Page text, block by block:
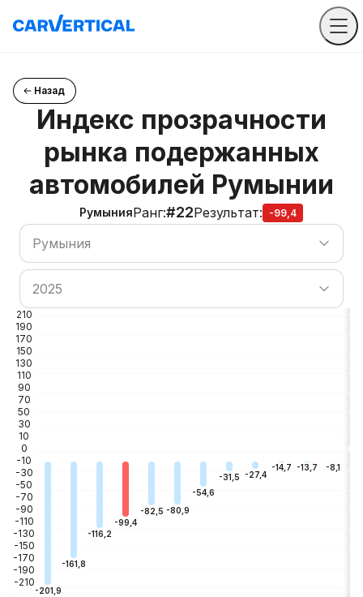
Назад
Индекс прозрачности
рынка подержанных
автомобилей Румынии
РумынияРанг:#22Результат: -99,4
Поиск по странам
Румыния
Поиск по странам
2025
210
190
170
150
130
110
90
70
50
30
10
0
-10
-30
-50
-70
-90
-110
-130
-150
-170
-190
-210
-201,9
-161,8
-116,2
-99,4
-82,5 -80,9
-54,6
-31,5 -27,4
-14,7 -13,7 -8,1